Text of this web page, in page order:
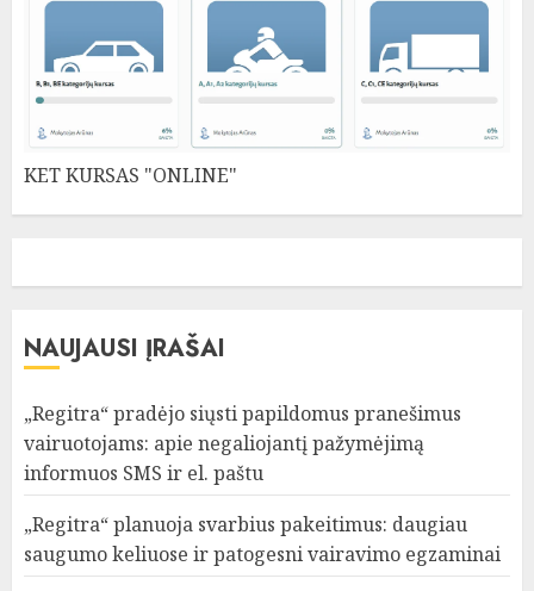
KET KURSAS "ONLINE"
NAUJAUSI ĮRAŠAI
„Regitra“ pradėjo siųsti papildomus pranešimus
vairuotojams: apie negaliojantį pažymėjimą
informuos SMS ir el. paštu
„Regitra“ planuoja svarbius pakeitimus: daugiau
saugumo keliuose ir patogesni vairavimo egzaminai